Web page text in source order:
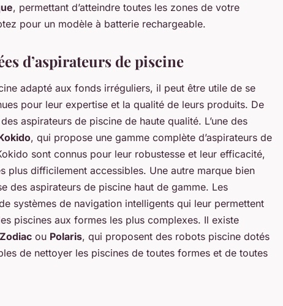
, permettant d’atteindre toutes les zones de votre
pour un modèle à batterie rechargeable.
d’aspirateurs de piscine
adapté aux fonds irréguliers, il peut être utile de se
pour leur expertise et la qualité de leurs produits. De
aspirateurs de piscine de haute qualité. L’une des
, qui propose une gamme complète d’aspirateurs de
sont connus pour leur robustesse et leur efficacité,
plus difficilement accessibles. Une autre marque bien
des aspirateurs de piscine haut de gamme. Les
systèmes de navigation intelligents qui leur permettent
piscines aux formes les plus complexes. Il existe
Zodiac ou Polaris, qui proposent des robots piscine dotés
de nettoyer les piscines de toutes formes et de toutes